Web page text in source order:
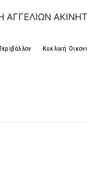
ΑΚΙΝΗΤΩΝ
Κυκλική